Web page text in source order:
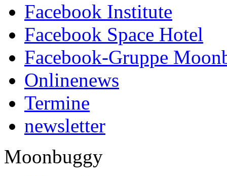
Facebook Institute
Facebook Space Hotel
Facebook-Gruppe
Onlinenews
Termine
newsletter
Moonbuggy